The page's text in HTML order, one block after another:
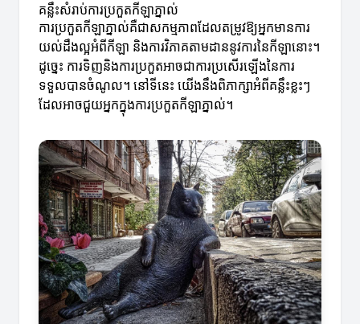
គន្លឹះសំរាប់ការប្រកួតកីឡាភ្នាល់
ការប្រកួតកីឡាភ្នាល់គឺជាសកម្មភាពដែលតម្រូវឱ្យអ្នកមានការ
យល់ដឹងល្អអំពីកីឡា និងការវិភាគតាមដាននូវការ​នៃកីឡានោះ។
ដូច្នេះ ការទិញនិងការប្រកួតអាចជាការប្រសើរឡើងនៃការ
ទទួលបានចំណូល។ នៅទីនេះ យើងនឹងពិភាក្សាអំពីគន្លឹះខ្លះៗ
ដែលអាចជួយអ្នកក្នុងការប្រកួតកីឡាភ្នាល់។